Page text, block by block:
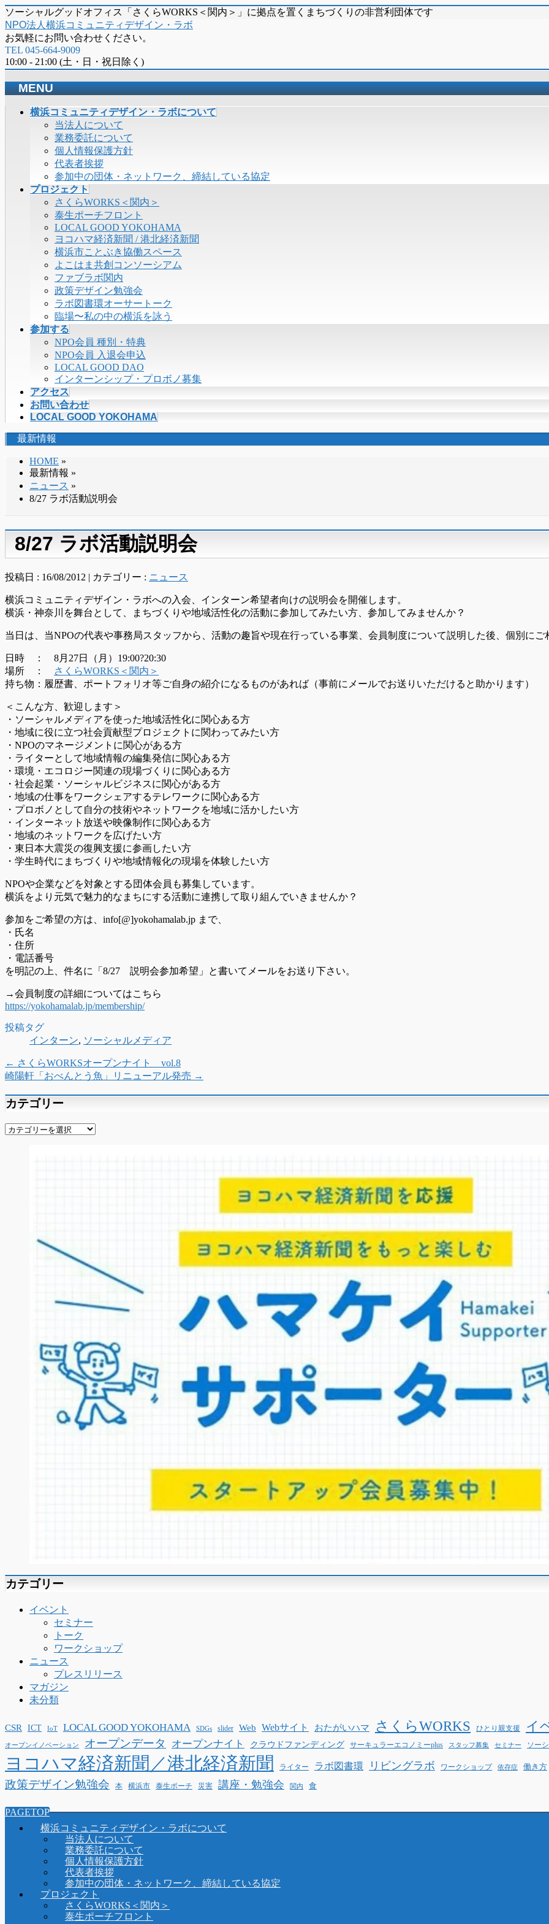
ソーシャルグッドオフィス「さくらWORKS＜関内＞」に拠点を置くまちづくりの非営利団体です
NPO法人横浜コミュニティデザイン・ラボ
お気軽にお問い合わせください。
TEL 045-664-9009
10:00 - 21:00 (土・日・祝日除く)
MENU
横浜コミュニティデザイン・ラボについて
当法人について
業務委託について
個人情報保護方針
代表者挨拶
参加中の団体・ネットワーク、締結している協定
プロジェクト
さくらWORKS＜関内＞
泰生ポーチフロント
LOCAL GOOD YOKOHAMA
ヨコハマ経済新聞 / 港北経済新聞
横浜市ことぶき協働スペース
よこはま共創コンソーシアム
ファブラボ関内
政策デザイン勉強会
ラボ図書環オーサートーク
臨場〜私の中の横浜を詠う
参加する
NPO会員 種別・特典
NPO会員 入退会申込
LOCAL GOOD DAO
インターンシップ・プロボノ募集
アクセス
お問い合わせ
LOCAL GOOD YOKOHAMA
最新情報
HOME »
最新情報 »
ニュース »
8/27 ラボ活動説明会
8/27 ラボ活動説明会
投稿日 : 16/08/2012 | カテゴリー : ニュース
横浜コミュニティデザイン・ラボへの入会、インターン希望者向けの説明会を開催します。
横浜・神奈川を舞台として、まちづくりや地域活性化の活動に参加してみたい方、参加してみませんか？
当日は、当NPOの代表や事務局スタッフから、活動の趣旨や現在行っている事業、会員制度について説明した後、個別にご
日時 ： 8月27日（月）19:00?20:30
場所 ：
さくらWORKS＜関内＞
持ち物：履歴書、ポートフォリオ等ご自身の紹介になるものがあれば（事前にメールでお送りいただけると助かります）
＜こんな方、歓迎します＞
・ソーシャルメディアを使った地域活性化に関心ある方
・地域に役に立つ社会貢献型プロジェクトに関わってみたい方
・NPOのマネージメントに関心がある方
・ライターとして地域情報の編集発信に関心ある方
・環境・エコロジー関連の現場づくりに関心ある方
・社会起業・ソーシャルビジネスに関心がある方
・地域の仕事をワークシェアするテレワークに関心ある方
・プロボノとして自分の技術やネットワークを地域に活かしたい方
・インターネット放送や映像制作に関心ある方
・地域のネットワークを広げたい方
・東日本大震災の復興支援に参画したい方
・学生時代にまちづくりや地域情報化の現場を体験したい方
NPOや企業などを対象とする団体会員も募集しています。
横浜をより元気で魅力的なまちにする活動に連携して取り組んでいきませんか？
参加をご希望の方は、info[@]yokohamalab.jp まで、
・氏名
・住所
・電話番号
を明記の上、件名に「8/27 説明会参加希望」と書いてメールをお送り下さい。
→会員制度の詳細についてはこちら
https://yokohamalab.jp/membership/
投稿タグ
インターン, ソーシャルメディア
← さくらWORKSオープンナイト vol.8
崎陽軒「おべんとう魚」リニューアル発売 →
カテゴリー
カ
カテゴリー
イベント
セミナー
トーク
ワークショップ
ニュース
プレスリリース
マガジン
未分類
CSR ICT IoT LOCAL GOOD YOKOHAMA SDGs slider Web Webサイト おたがいハマ さくらWORKS ひとり親支援 イ
オープンイノベーション オープンデータ オープンナイト クラウドファンディング サーキュラーエコノミーplus スタッフ募集 セミナー ソー
ヨコハマ経済新聞／港北経済新聞 ライター ラボ図書環 リビングラボ ワークショップ 依存症 働き方
政策デザイン勉強会 本 横浜市 泰生ポーチ 災害 講座・勉強会 関内 食
PAGETOP
横浜コミュニティデザイン・ラボについて
当法人について
業務委託について
個人情報保護方針
代表者挨拶
参加中の団体・ネットワーク、締結している協定
プロジェクト
さくらWORKS＜関内＞
泰生ポーチフロント